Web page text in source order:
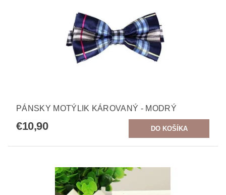
PÁNSKY MOTÝLIK KÁROVANÝ - MODRÝ
€10,90